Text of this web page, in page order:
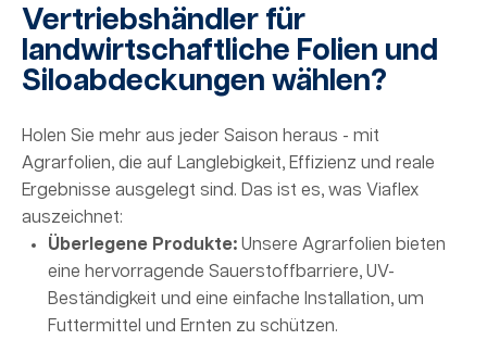
Vertriebshändler für
landwirtschaftliche Folien und
Siloabdeckungen wählen?
Holen Sie mehr aus jeder Saison heraus - mit
Agrarfolien, die auf Langlebigkeit, Effizienz und reale
Ergebnisse ausgelegt sind. Das ist es, was Viaflex
auszeichnet:
Überlegene Produkte: Unsere Agrarfolien bieten
eine hervorragende Sauerstoffbarriere, UV-
Beständigkeit und eine einfache Installation, um
Futtermittel und Ernten zu schützen.